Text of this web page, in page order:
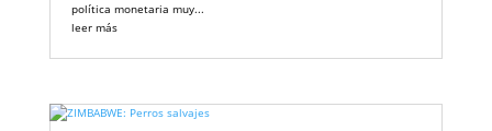
política monetaria muy...
leer más